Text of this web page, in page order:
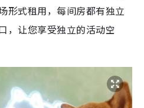
形式租用，每间房都有独立
，让您享受独立的活动空